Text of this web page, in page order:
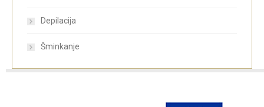
Depilacija
Šminkanje